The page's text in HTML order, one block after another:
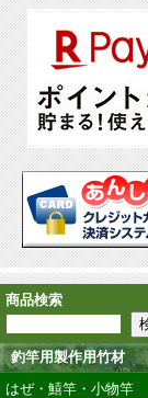
商品検索
釣竿用製作用竹材
はぜ・鱚竿・小物竿